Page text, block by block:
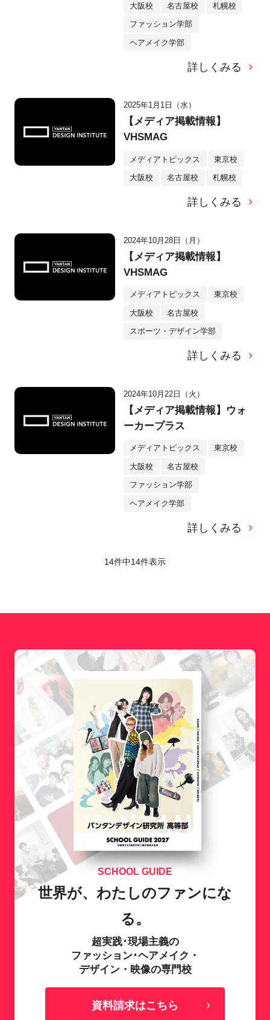
大阪校 名古屋校 札幌校
ファッション学部
ヘアメイク学部
詳しくみる
2025年1月1日（水）
【メディア掲載情報】
VHSMAG
メディアトピックス 東京校
大阪校 名古屋校 札幌校
詳しくみる
2024年10月28日（月）
【メディア掲載情報】
VHSMAG
メディアトピックス 東京校
大阪校 名古屋校
スポーツ・デザイン学部
詳しくみる
2024年10月22日（火）
【メディア掲載情報】ウォ
ーカープラス
メディアトピックス 東京校
大阪校 名古屋校
ファッション学部
ヘアメイク学部
詳しくみる
14件中14件表示
SCHOOL GUIDE
世界が、わたしのファンにな
る。
超実践･現場主義の
ファッション･ヘアメイク・
デザイン・映像の専門校
資料請求はこちら